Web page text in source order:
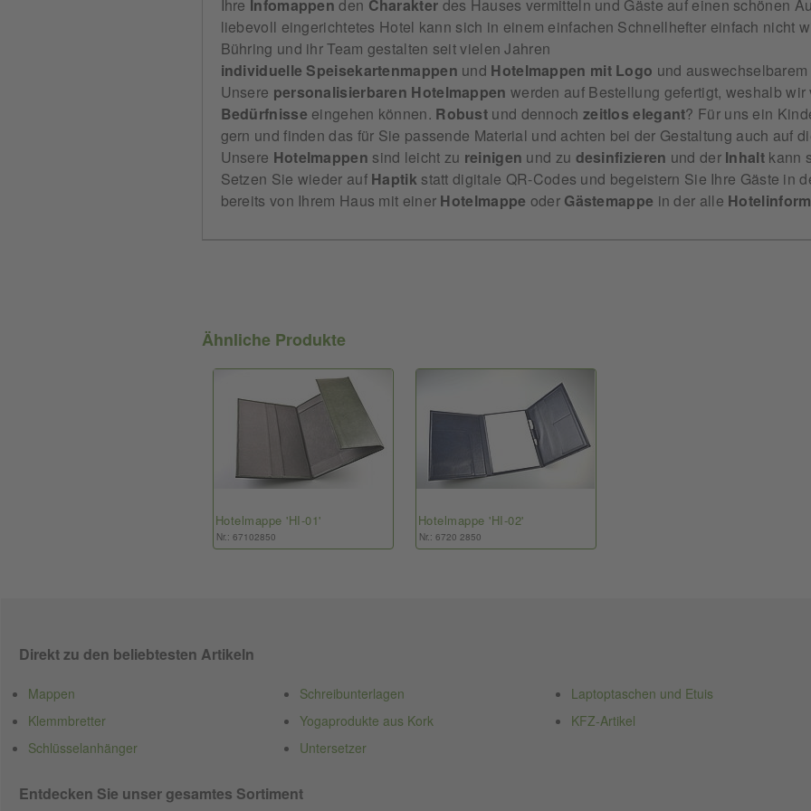
Ihre Infomappen den Charakter des Hauses vermitteln und Gäste auf einen schönen
liebevoll eingerichtetes Hotel kann sich in einem einfachen Schnellhefter einfach nicht
Bühring und ihr Team gestalten seit vielen Jahren
individuelle Speisekartenmappen und Hotelmappen mit Logo und
Unsere personalisierbaren Hotelmappen werden auf Bestellung gefertigt, weshalb
Bedürfnisse eingehen können. Robust und dennoch zeitlos elegant? Für uns ein
gern und finden das für Sie passende Material und achten bei der Gestaltung auch auf
Unsere Hotelmappen sind leicht zu reinigen und zu desinfizieren und der Inhaltkann
Setzen Sie wieder auf Haptikstatt digitale QR-Codes und begeistern Sie Ihre Gäste in
bereits von Ihrem Haus mit einer Hotelmappe oder Gästemappe in der alle
Ähnliche Produkte
Hotelmappe 'HI-01'
Nr.: 67102850
Hotelmappe 'HI-02'
Nr.: 6720 2850
Direkt zu den beliebtesten Artikeln
Mappen Schreibunterlagen
Laptoptaschen und Etuis
Klemmbretter
Yogaprodukte aus Kork
KFZ-Artikel
Schlüsselanhänger
Untersetzer
Entdecken Sie unser gesamtes Sortiment